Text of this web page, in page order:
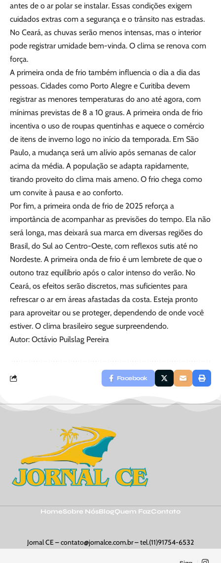
antes de o ar polar se instalar. Essas condições exigem
cuidados extras com a segurança e o trânsito nas estradas.
No Ceará, as chuvas serão menos intensas, mas o interior
pode registrar umidade bem-vinda. O clima se renova com
força.
A primeira onda de frio também influencia o dia a dia das
pessoas. Cidades como Porto Alegre e Curitiba devem
registrar as menores temperaturas do ano até agora, com
mínimas previstas de 8 a 10 graus. A primeira onda de frio
incentiva o uso de roupas quentinhas e aquece o comércio
de itens de inverno logo no início da temporada. Em São
Paulo, a mudança será um alívio após semanas de calor
acima da média. A população se adapta rapidamente,
tirando proveito do clima mais ameno. O frio chega como
um convite à pausa e ao conforto.
Por fim, a primeira onda de frio de 2025 reforça a
importância de acompanhar as previsões do tempo. Ela não
será longa, mas deixará sua marca em diversas regiões do
Brasil, do Sul ao Centro-Oeste, com reflexos sutis até no
Nordeste. A primeira onda de frio é um lembrete de que o
outono traz equilíbrio após o calor intenso do verão. No
Ceará, os efeitos serão discretos, mas suficientes para
refrescar o ar em áreas afastadas da costa. Esteja pronto
para aproveitar ou se proteger, dependendo de onde você
estiver. O clima brasileiro segue surpreendendo.
Autor: Octávio Puilslag Pereira
Facebook
HomeSobre NósBlogQuem FazContato
Jornal CE –contato@jornalce.com.br– tel.(11)91754-6532